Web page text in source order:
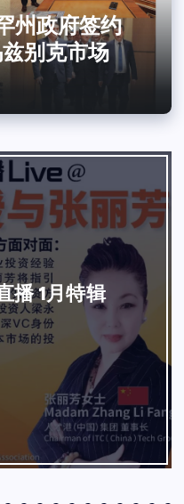
州政府签约
别克市场
播 8月特辑